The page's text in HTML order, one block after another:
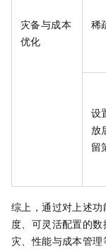
灾备与成本
优化
稀
设
放
留
综上，通过对上述
度、可灵活配置的
灾、性能与成本管理